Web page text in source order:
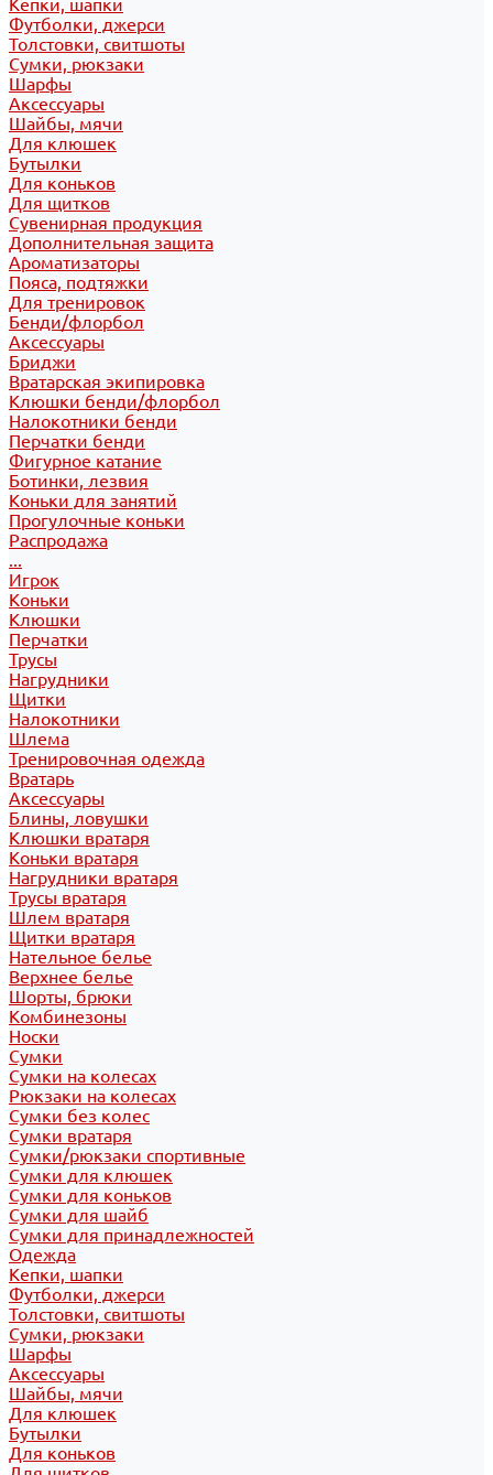
Кепки, шапки
Футболки, джерси
Толстовки, свитшоты
Сумки, рюкзаки
Шарфы
Аксессуары
Шайбы, мячи
Для клюшек
Бутылки
Для коньков
Для щитков
Сувенирная продукция
Дополнительная защита
Ароматизаторы
Пояса, подтяжки
Для тренировок
Бенди/флорбол
Аксессуары
Бриджи
Вратарская экипировка
Клюшки бенди/флорбол
Налокотники бенди
Перчатки бенди
Фигурное катание
Ботинки, лезвия
Коньки для занятий
Прогулочные коньки
Распродажа
...
Игрок
Коньки
Клюшки
Перчатки
Трусы
Нагрудники
Щитки
Налокотники
Шлема
Тренировочная одежда
Вратарь
Аксессуары
Блины, ловушки
Клюшки вратаря
Коньки вратаря
Нагрудники вратаря
Трусы вратаря
Шлем вратаря
Щитки вратаря
Нательное белье
Верхнее белье
Шорты, брюки
Комбинезоны
Носки
Сумки
Сумки на колесах
Рюкзаки на колесах
Сумки без колес
Сумки вратаря
Сумки/рюкзаки спортивные
Сумки для клюшек
Сумки для коньков
Сумки для шайб
Сумки для принадлежностей
Одежда
Кепки, шапки
Футболки, джерси
Толстовки, свитшоты
Сумки, рюкзаки
Шарфы
Аксессуары
Шайбы, мячи
Для клюшек
Бутылки
Для коньков